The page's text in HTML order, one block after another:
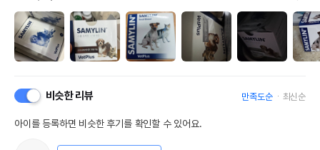
비슷한 리뷰 만족도순 최신순
아이를 등록하면 비슷한 후기를 확인할 수 있어요.